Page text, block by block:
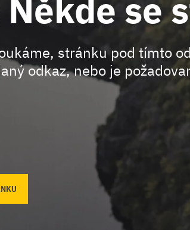
se
stránku pod tímto
odkaz, nebo je